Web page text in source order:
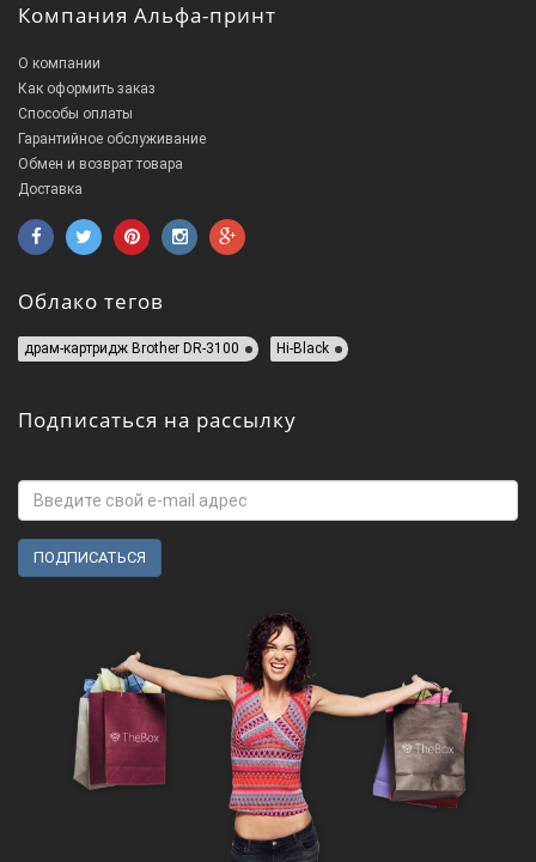
Компания Альфа-принт
О компании
Как оформить заказ
Способы оплаты
Гарантийное обслуживание
Обмен и возврат товара
Доставка
Облако тегов
драм-картридж Brother DR-3100 Hi-Black
Подписаться на рассылку